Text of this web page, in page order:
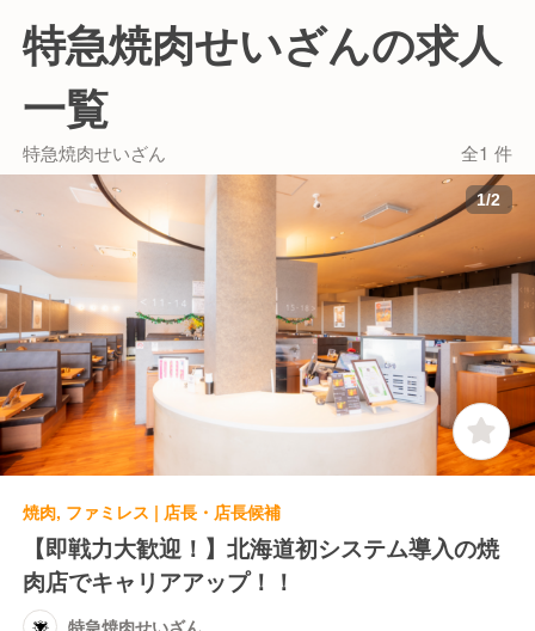
特急焼肉せいざんの求人
一覧
特急焼肉せいざん 全1 件
1/2
焼肉, ファミレス | 店長・店長候補
【即戦力大歓迎！】北海道初システム導入の焼
肉店でキャリアアップ！！